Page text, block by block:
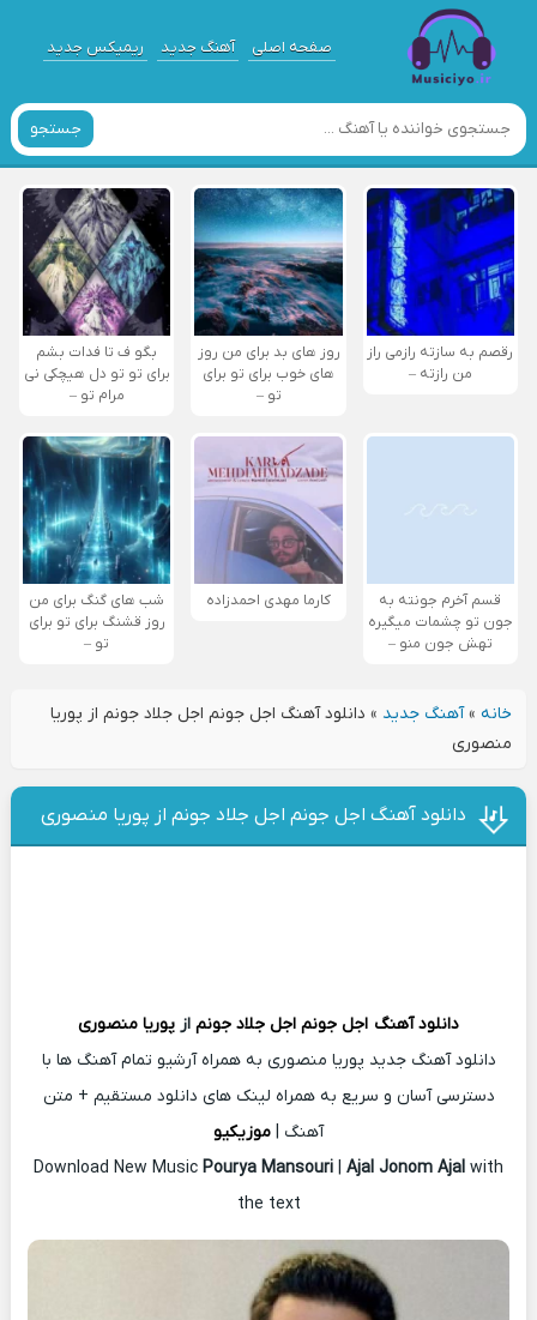
صفحه اصلی آهنگ جدید ریمیکس جدید
جستجو
رقصم به سازته رازمی راز
من رازته –
روز های بد برای من روز
های خوب برای تو برای
تو –
بگو ف تا فدات بشم
برای تو تو دل هیچکی نی
مرام تو –
قسم آخرم جونته به
جون تو چشمات میگیره
تهش جون منو –
کارما مهدی احمدزاده
شب های گنگ برای من
روز قشنگ برای تو برای
تو –
خانه»آهنگ جدید » دانلود آهنگ اجل جونم اجل جلاد جونم از پوریا
منصوری
دانلود آهنگ اجل جونم اجل جلاد جونم از پوریا منصوری
دانلود آهنگ اجل جونم اجل جلاد جونم از پوریا منصوری
دانلود آهنگ جدید پوریا منصوری به همراه آرشیو تمام آهنگ ها با
دسترسی آسان و سریع به همراه لینک های دانلود مستقیم + متن
آهنگ | موزیکیو
Download New Music Pourya Mansouri | Ajal Jonom Ajal with
the text